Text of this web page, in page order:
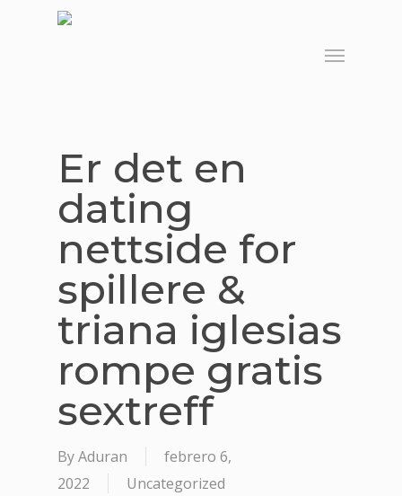
Menu
Er det en
dating
nettside for
spillere &
triana iglesias
rompe gratis
sextreff
ByAduran
febrero 6,
2022
Uncategorized